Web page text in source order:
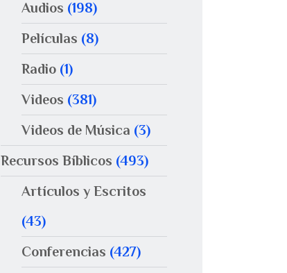
Audios (198)
Películas (8)
Radio (1)
Videos (381)
Videos de Música (3)
Recursos Bíblicos (493)
Artículos y Escritos
(43)
Conferencias (427)